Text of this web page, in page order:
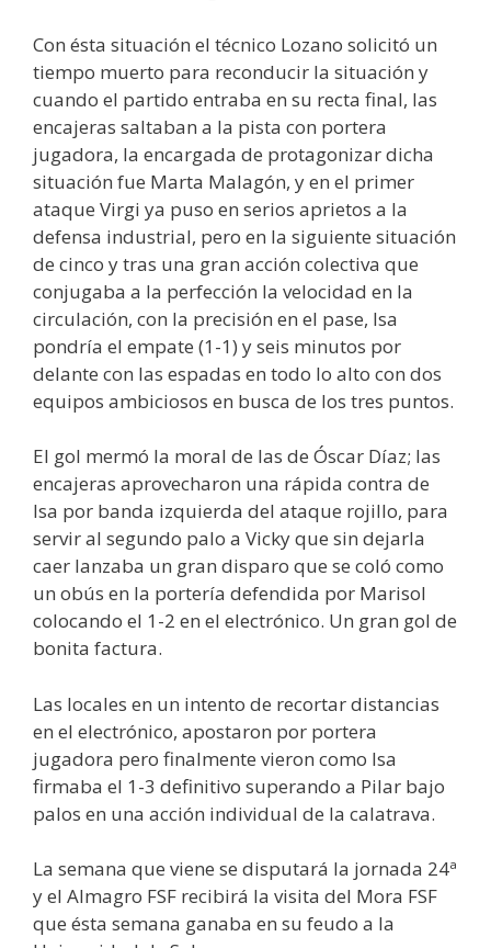
Con ésta situación el técnico Lozano solicitó un
tiempo muerto para reconducir la situación y
cuando el partido entraba en su recta final, las
encajeras saltaban a la pista con portera
jugadora, la encargada de protagonizar dicha
situación fue Marta Malagón, y en el primer
ataque Virgi ya puso en serios aprietos a la
defensa industrial, pero en la siguiente situación
de cinco y tras una gran acción colectiva que
conjugaba a la perfección la velocidad en la
circulación, con la precisión en el pase, Isa
pondría el empate (1-1) y seis minutos por
delante con las espadas en todo lo alto con dos
equipos ambiciosos en busca de los tres puntos.
El gol mermó la moral de las de Óscar Díaz; las
encajeras aprovecharon una rápida contra de
Isa por banda izquierda del ataque rojillo, para
servir al segundo palo a Vicky que sin dejarla
caer lanzaba un gran disparo que se coló como
un obús en la portería defendida por Marisol
colocando el 1-2 en el electrónico. Un gran gol de
bonita factura.
Las locales en un intento de recortar distancias
en el electrónico, apostaron por portera
jugadora pero finalmente vieron como Isa
firmaba el 1-3 definitivo superando a Pilar bajo
palos en una acción individual de la calatrava.
La semana que viene se disputará la jornada 24ª
y el Almagro FSF recibirá la visita del Mora FSF
que ésta semana ganaba en su feudo a la